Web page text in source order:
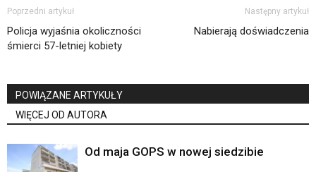
Poprzedni artykuł
Policja wyjaśnia okoliczności
śmierci 57-letniej kobiety
Następny artykuł
Nabierają doświadczenia
POWIĄZANE ARTYKUŁY
WIĘCEJ OD AUTORA
Od maja GOPS w nowej siedzibie